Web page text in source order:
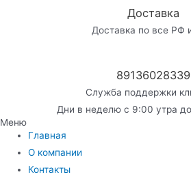
Доставка
Доставка по все РФ
89136028339
Служба поддержки
Дни в неделю с 9:00 утра
Меню
Главная
О компании
Контакты